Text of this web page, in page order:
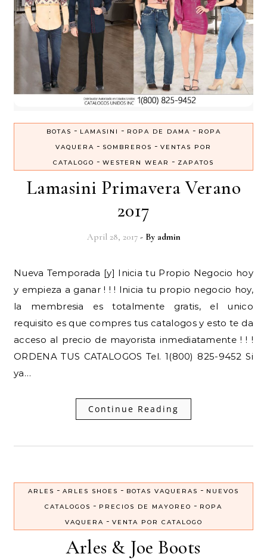
BOTAS - LAMASINI - ROPA DE DAMA - ROPA
VAQUERA - SOMBREROS - VENTAS POR
CATALOGO - WESTERN WEAR - ZAPATOS
Lamasini Primavera Verano
2017
April 28, 2017 - By admin
Nueva Temporada [y] Inicia tu Propio Negocio hoy
y empieza a ganar ! ! ! Inicia tu propio negocio hoy,
la membresia es totalmente gratis, el unico
requisito es que compres tus catalogos y esto te da
acceso al precio de mayorista inmediatamente ! ! !
ORDENA TUS CATALOGOS Tel. 1(800) 825-9452 Si
ya…
Continue Reading
ARLES - ARLES SHOES - BOTAS VAQUERAS - NUEVOS
CATALOGOS - PRECIOS DE MAYOREO - ROPA
VAQUERA - VENTA POR CATALOGO
Arles & Joe Boots